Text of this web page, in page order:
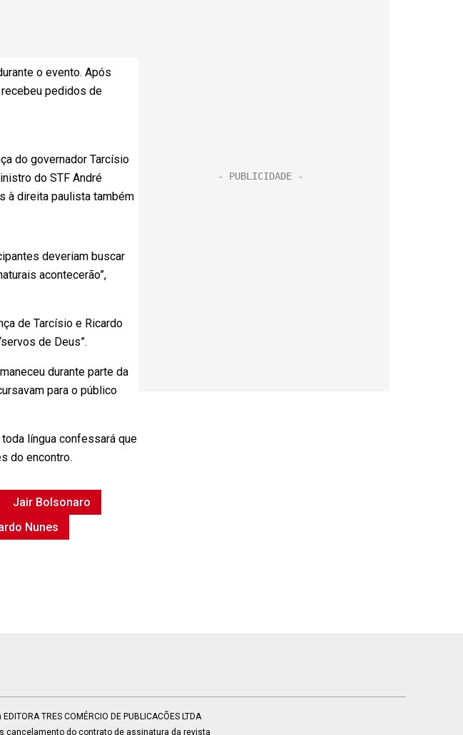
o evento. Após
pedidos de
do governador Tarcísio
do STF André
à direita paulista também
deveriam buscar
acontecerão”,
de Tarcísio e Ricardo
de Deus”.
durante parte da
para o público
língua confessará que
do encontro.
Jair Bolsonaro
Nunes
TRES COMÉRCIO DE PUBLICACÕES LTDA
cancelamento do contrato de assinatura da revista